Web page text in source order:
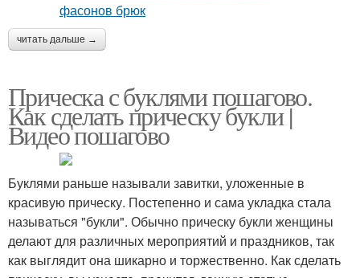
читать дальше →
Прическа с буклями пошагово.
Как сделать прическу букли |
Видео пошагово
Буклями раньше называли завитки, уложенные в
красивую прическу. Постепенно и сама укладка стала
называться "букли". Обычно прическу букли женщины
делают для различных мероприятий и праздников, так
как выглядит она шикарно и торжественно. Как сделать